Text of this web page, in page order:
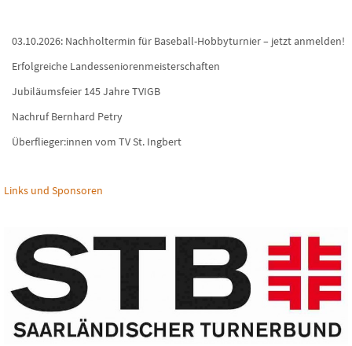
03.10.2026: Nachholtermin für Baseball-Hobbyturnier – jetzt anmelden!
Erfolgreiche Landesseniorenmeisterschaften
Jubiläumsfeier 145 Jahre TVIGB
Nachruf Bernhard Petry
Überflieger:innen vom TV St. Ingbert
Links und Sponsoren